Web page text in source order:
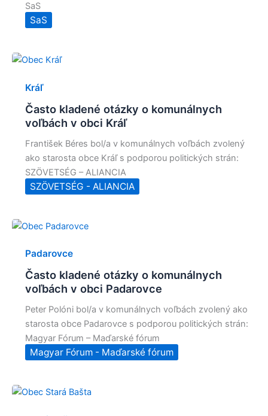
SaS
SaS
Kráľ
Často kladené otázky o komunálnych
voľbách v obci Kráľ
František Béres bol/a v komunálnych voľbách zvolený
ako starosta obce Kráľ s podporou politických strán:
SZÖVETSÉG – ALIANCIA
SZÖVETSÉG - ALIANCIA
Padarovce
Často kladené otázky o komunálnych
voľbách v obci Padarovce
Peter Polóni bol/a v komunálnych voľbách zvolený ako
starosta obce Padarovce s podporou politických strán:
Magyar Fórum – Maďarské fórum
Magyar Fórum - Maďarské fórum